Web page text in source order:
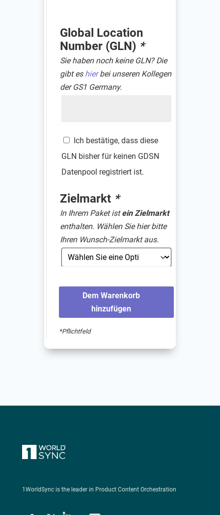
Global Location
Number (GLN) *
Sie haben noch keine GLN? Die
gibt es hierbei unseren Kollegen
der GS1 Germany.
GLNIch bestätige, dass diese
GLN bisher für keinen GDSN
Datenpool registriert ist.
Zielmarkt *
In Ihrem Paket istein Zielmarkt
enthalten. Wählen Sie hier bitte
Ihren Wunsch-Zielmarkt aus.
Dem Warenkorb
hinzufügen
*Pflichtfeld
1WorldSync is the leader in Product Content Orchestration